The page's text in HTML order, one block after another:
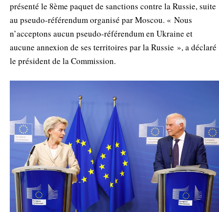
présenté le 8ème paquet de sanctions contre la Russie, suite
au pseudo-référendum organisé par Moscou. « Nous
n’acceptons aucun pseudo-référendum en Ukraine et
aucune annexion de ses territoires par la Russie », a déclaré
le président de la Commission.